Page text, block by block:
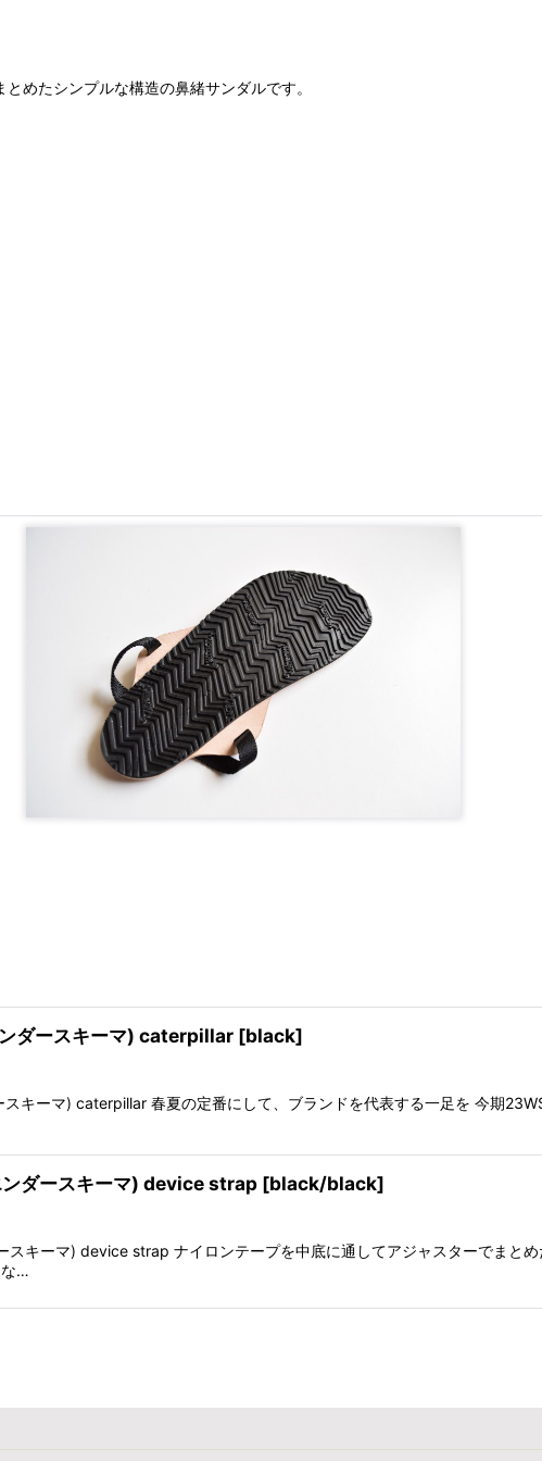
めたシンプルな構造の鼻緒サンダルです。
ダースキーマ) caterpillar [black]
キーマ) caterpillar 春夏の定番にして、ブランドを代表する一足を 今期
ダースキーマ) device strap [black/black]
キーマ) device strap ナイロンテープを中底に通してアジャスターでまと
な…